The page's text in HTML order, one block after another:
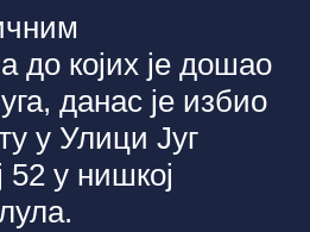
до којих је дошао
данас је избио
у Улици Југ
52 у нишкој